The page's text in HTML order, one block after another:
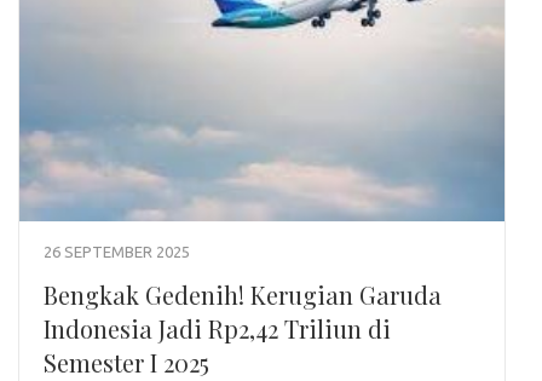
26 SEPTEMBER 2025
Bengkak Gedenih! Kerugian Garuda
Indonesia Jadi Rp2,42 Triliun di
Semester I 2025